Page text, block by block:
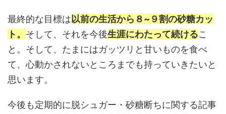
最終的な目標は以前の生活から８~９割の砂糖カッ
ト。 そして、それを今後生涯にわたって続けるこ
と。そして、たまにはガッツリと甘いものを食べ
て、心動かされないところまでも持っていきたいと
思います。
今後も定期的に脱シュガー・砂糖断ちに関する記事